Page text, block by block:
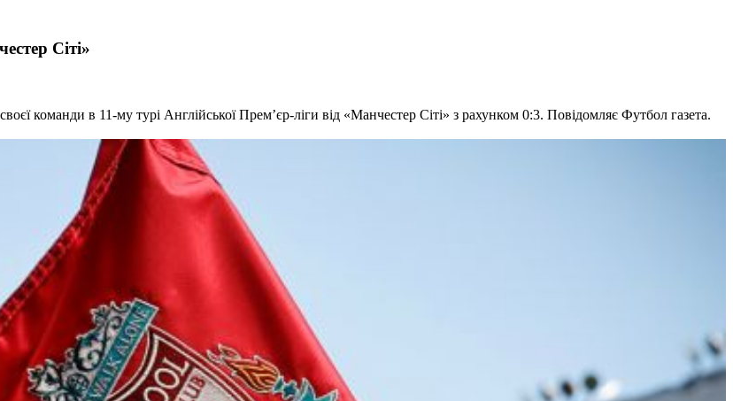
Сіті»
команди в 11-му турі Англійської Прем’єр-ліги від «Манчестер Сіті» з рахунком 0:3. Повідомляє Футбол газета.